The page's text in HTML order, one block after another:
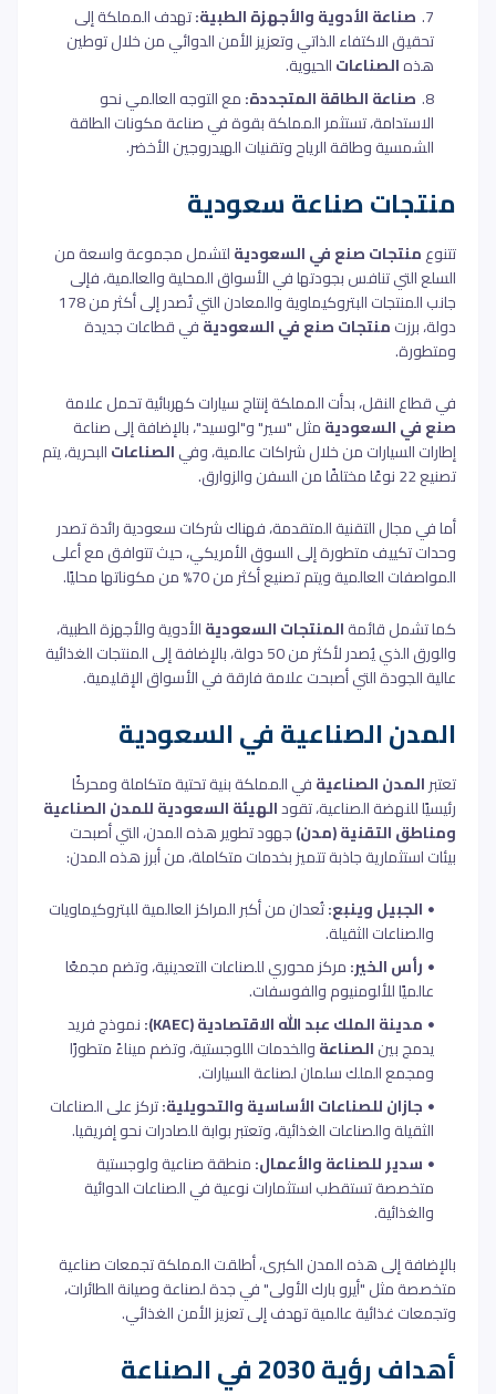
صناعة الأدوية والأجهزة الطبية:تهدف المملكة إلى
تحقيق الاكتفاء الذاتي وتعزيز الأمن الدوائي من خلال توطين
هذهالصناعاتالحيوية.
صناعة الطاقة المتجددة:مع التوجه العالمي نحو
الاستدامة، تستثمر المملكة بقوة في صناعة مكونات الطاقة
الشمسية وطاقة الرياح وتقنيات الهيدروجين الأخضر.
منتجات صناعة سعودية
تتنوعمنتجات صنع في السعوديةلتشمل مجموعة واسعة من
السلع التي تنافس بجودتها في الأسواق المحلية والعالمية، فإلى
جانب المنتجات البتروكيماوية والمعادن التي تُصدر إلى أكثر من 178
دولة، برزتمنتجات صنع في السعوديةفي قطاعات جديدة
ومتطورة.
في قطاع النقل، بدأت المملكة إنتاج سيارات كهربائية تحمل علامة
صنع في السعوديةمثل "سير" و"لوسيد"، بالإضافة إلى صناعة
إطارات السيارات من خلال شراكات عالمية،وفيالصناعاتالبحرية، يتم
تصنيع 22 نوعًا مختلفًا من السفن والزوارق.
أما في مجال التقنية المتقدمة، فهناك شركات سعودية رائدة تصدر
وحدات تكييف متطورة إلى السوق الأمريكي، حيث تتوافق مع أعلى
المواصفات العالمية ويتم تصنيع أكثر من 70% من مكوناتها محليًا.
كما تشمل قائمةالمنتجات السعوديةالأدوية والأجهزة الطبية،
والورق الذي يُصدر لأكثر من 50 دولة، بالإضافة إلى المنتجات الغذائية
عالية الجودة التي أصبحت علامة فارقة في الأسواق الإقليمية.
المدن الصناعية في السعودية
تعتبرالمدن الصناعيةفي المملكة بنية تحتية متكاملة ومحركًا
رئيسيًا للنهضة الصناعية، تقودالهيئة السعودية للمدن الصناعية
ومناطق التقنية (مدن)جهود تطوير هذه المدن، التي أصبحت
بيئات استثمارية جاذبة تتميز بخدمات متكاملة، من أبرز هذه المدن:
الجبيل وينبع:تُعدان من أكبر المراكز العالمية للبتروكيماويات
والصناعات الثقيلة.
رأس الخير:مركز محوري للصناعات التعدينية، وتضم مجمعًا
عالميًا للألومنيوم والفوسفات.
مدينة الملك عبد الله الاقتصادية (KAEC):
نموذج فريد
يدمج بينالصناعةوالخدمات اللوجستية، وتضم ميناءً متطورًا
ومجمع الملك سلمان لصناعة السيارات.
جازان للصناعات الأساسية والتحويلية:تركز على الصناعات
الثقيلة والصناعات الغذائية، وتعتبر بوابة للصادرات نحو إفريقيا.
سدير للصناعة والأعمال:منطقة صناعية ولوجستية
متخصصة تستقطب استثمارات نوعية في الصناعات الدوائية
والغذائية.
بالإضافة إلى هذه المدن الكبرى، أطلقت المملكة تجمعات صناعية
متخصصة مثل "أيرو بارك الأولى" في جدة لصناعة وصيانة الطائرات،
وتجمعات غذائية عالمية تهدف إلى تعزيز الأمن الغذائي.
أهداف رؤية 2030 في الصناعة